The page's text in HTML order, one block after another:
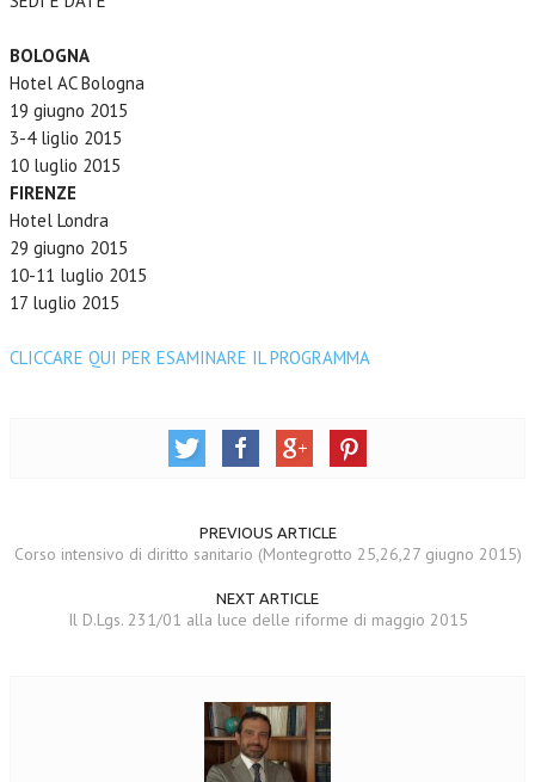
BOLOGNA
Hotel AC Bologna
19 giugno 2015
3-4 liglio 2015
10 luglio 2015
FIRENZE
Hotel Londra
29 giugno 2015
10-11 luglio 2015
17 luglio 2015
CLICCARE QUI PER ESAMINARE IL PROGRAMMA
PREVIOUS ARTICLE
Corso intensivo di diritto sanitario (Montegrotto 25,26,27 giugno 2015)
NEXT ARTICLE
Il D.Lgs. 231/01 alla luce delle riforme di maggio 2015